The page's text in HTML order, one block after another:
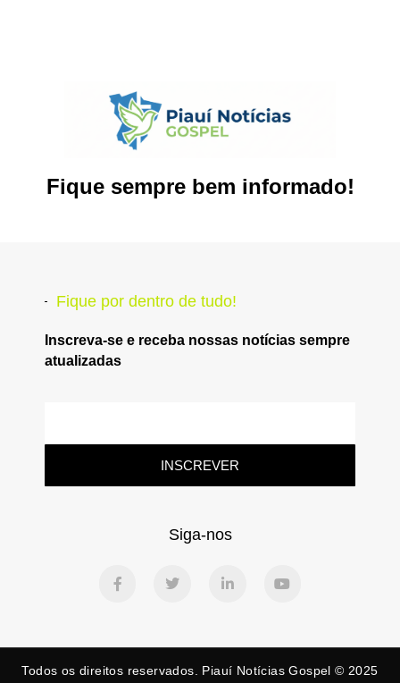
Fique sempre bem informado!
Fique por dentro de tudo!
Inscreva-se e receba nossas notícias sempre
atualizadas
INSCREVER
Siga-nos
Todos os direitos reservados. Piauí Notícias Gospel © 2025